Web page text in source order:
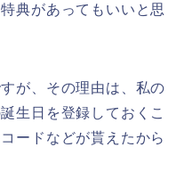
典があってもいいと思
が、その理由は、私の
生日を登録しておくこ
ードなどが貰えたから